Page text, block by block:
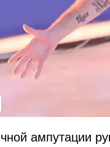
ампутации